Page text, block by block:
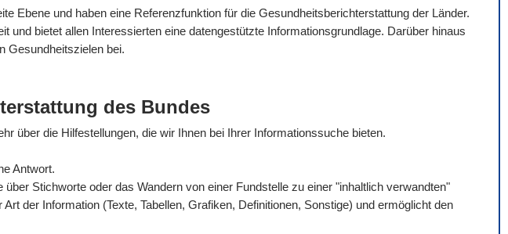
Ebene und haben eine Referenzfunktion für die Gesundheitsberichterstattung der Länder.
und bietet allen Interessierten eine datengestützte Informationsgrundlage. Darüber hinaus
Gesundheitszielen bei.
des Bundes
über die Hilfestellungen, die wir Ihnen bei Ihrer Informationssuche bieten.
Antwort.
Stichworte oder das Wandern von einer Fundstelle zu einer "inhaltlich verwandten"
der Information (Texte, Tabellen, Grafiken, Definitionen, Sonstige) und ermöglicht den